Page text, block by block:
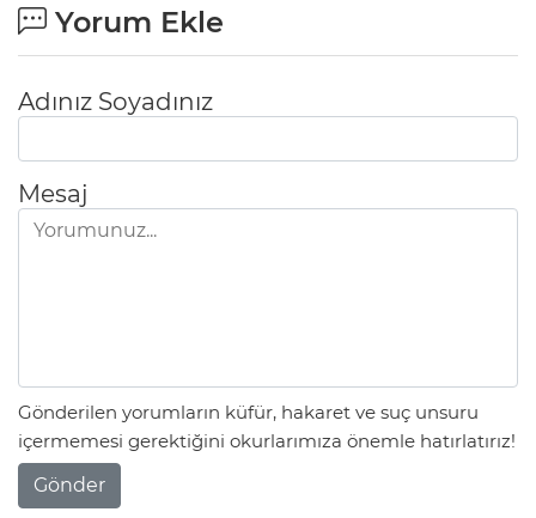
Yorum Ekle
Adınız Soyadınız
Mesaj
Gönderilen yorumların küfür, hakaret ve suç unsuru
içermemesi gerektiğini okurlarımıza önemle hatırlatırız!
Gönder